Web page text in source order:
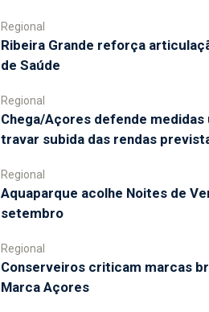
Regional
Ribeira Grande reforça
de Saúde
Regional
Chega/Açores defende
travar subida das rendas
Regional
Aquaparque acolhe Noites de
setembro
Regional
Conserveiros criticam marcas
Marca Açores